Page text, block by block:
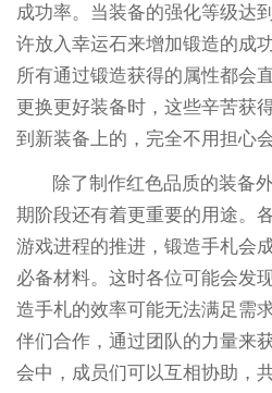
成功率。当装备的强化等级达
许放入幸运石来增加锻造的成
所有通过锻造获得的属性都会
更换更好装备时，这些辛苦获
到新装备上的，完全不用担心
除了制作红色品质的装备
期阶段还有着更重要的用途。
游戏进程的推进，锻造手札会
必备材料。这时各位可能会发
造手札的效率可能无法满足需
伴们合作，通过团队的力量来
会中，成员们可以互相协助，